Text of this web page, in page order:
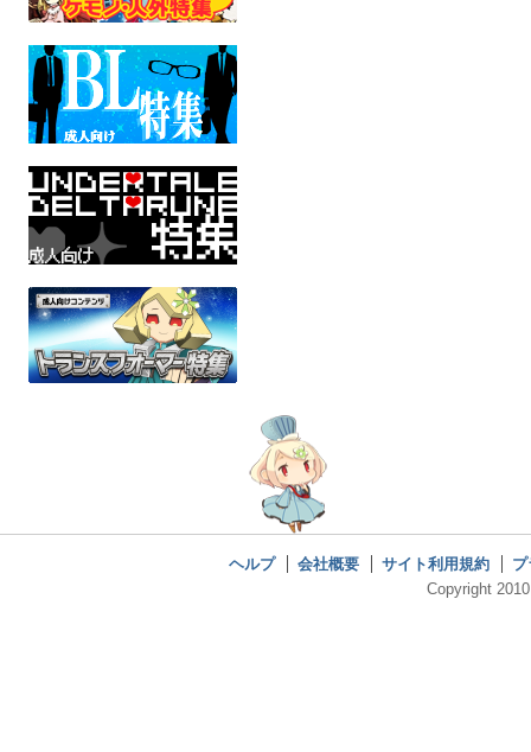
ヘルプ 会社概要 サイト利用規約
Copyright